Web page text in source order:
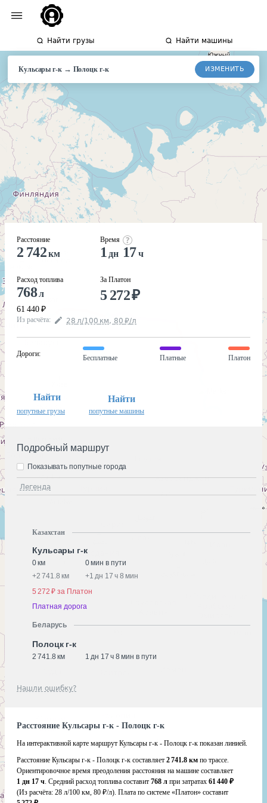
Найти грузы Найти машины
Кульсары г-к→ Полоцк г-к ИЗМЕНИТЬ
Расстояние
2 742км
Расход топлива
768л
61 440 ₽
Время
1 дн 17ч
За Платон
5 272₽
Из расчёта: 28 л/100 км, 80 ₽/л
Дороги:
Бесплатные Платные Платон
Найти
попутные грузы
Найти
попутные машины
Подробный маршрут
Легенда
Показывать попутные города
Казахстан
Кульсары г-к
0 км
0 мин в пути
+2 741.8 км +1 дн 17 ч 8 мин
5 272 ₽ за Платон
Платная дорога
Беларусь
Полоцк г-к
2 741.8 км 1 дн 17 ч 8 мин в пути
Нашли ошибку?
Расстояние Кульсары г-к - Полоцк г-к
На интерактивной карте маршрут Кульсары г-к - Полоцк г-к показан линией.
Расстояние Кульсары г-к - Полоцк г-к составляет 2 741.8 км по трассе.
Ориентировочное время преодоления расстояния на машине составляет
1 дн 17 ч. Средний расход топлива составит 768 л при затратах 61 440 ₽
(Из расчёта: 28 л/100 км, 80 ₽/л). Плата по системе «Платон» составит